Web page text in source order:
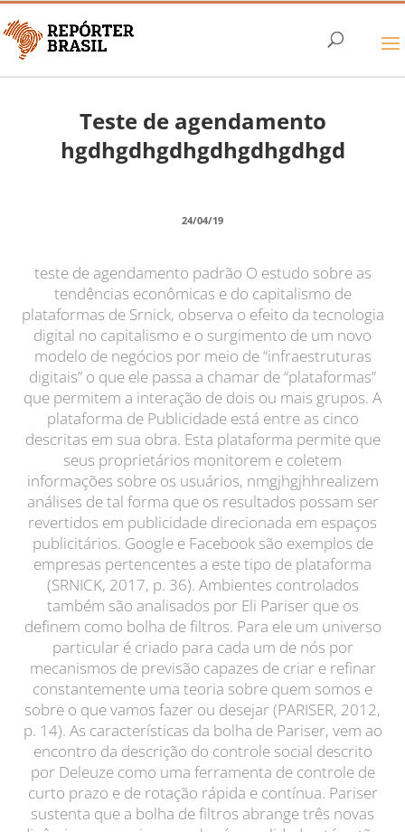
Teste de agendamento
hgdhgdhgdhgdhgdhgdhgd
24/04/19
teste de agendamento padrão O estudo sobre as
tendências econômicas e do capitalismo de
plataformas de Srnick, observa o efeito da tecnologia
digital no capitalismo e o surgimento de um novo
modelo de negócios por meio de “infraestruturas
digitais” o que ele passa a chamar de “plataformas”
que permitem a interação de dois ou mais grupos. A
plataforma de Publicidade está entre as cinco
descritas em sua obra. Esta plataforma permite que
seus proprietários monitorem e coletem
informações sobre os usuários, nmgjhgjhhrealizem
análises de tal forma que os resultados possam ser
revertidos em publicidade direcionada em espaços
publicitários. Google e Facebook são exemplos de
empresas pertencentes a este tipo de plataforma
(SRNICK, 2017, p. 36). Ambientes controlados
também são analisados por Eli Pariser que os
definem como bolha de filtros. Para ele um universo
particular é criado para cada um de nós por
mecanismos de previsão capazes de criar e refinar
constantemente uma teoria sobre quem somos e
sobre o que vamos fazer ou desejar (PARISER, 2012,
p. 14). As características da bolha de Pariser, vem ao
encontro da descrição do controle social descrito
por Deleuze como uma ferramenta de controle de
curto prazo e de rotação rápida e contínua. Pariser
sustenta que a bolha de filtros abrange três novas